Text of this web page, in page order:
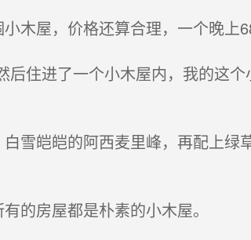
木屋，价格还算合理，一个晚上
住进了一个小木屋内，我的这
雪皑皑的阿西麦里峰，再配上绿
的房屋都是朴素的小木屋。